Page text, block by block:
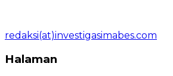
redaksi(at)investigasimabes.com
Halaman